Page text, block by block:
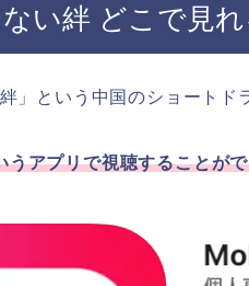
い絆 どこで見れ
絆」という中国のショート
アプリで視聴することが